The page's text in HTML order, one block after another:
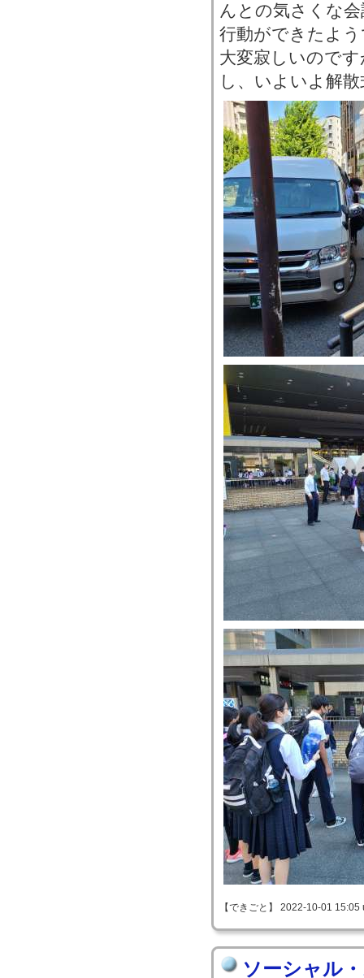
んとの気さくな
行動ができたよ
大変寂しいので
し、いよいよ解
【できごと】 2022-10-01
ソーシャル